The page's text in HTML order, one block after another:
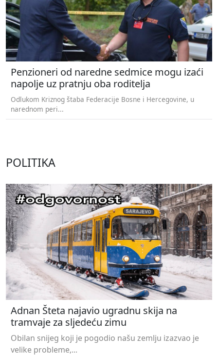
Penzioneri od naredne sedmice mogu izaći
napolje uz pratnju oba roditelja
Odlukom Kriznog štaba Federacije Bosne i Hercegovine, u
narednom peri...
POLITIKA
Adnan Šteta najavio ugradnu skija na
tramvaje za sljedeću zimu
Obilan snijeg koji je pogodio našu zemlju izazvao je
velike probleme,...